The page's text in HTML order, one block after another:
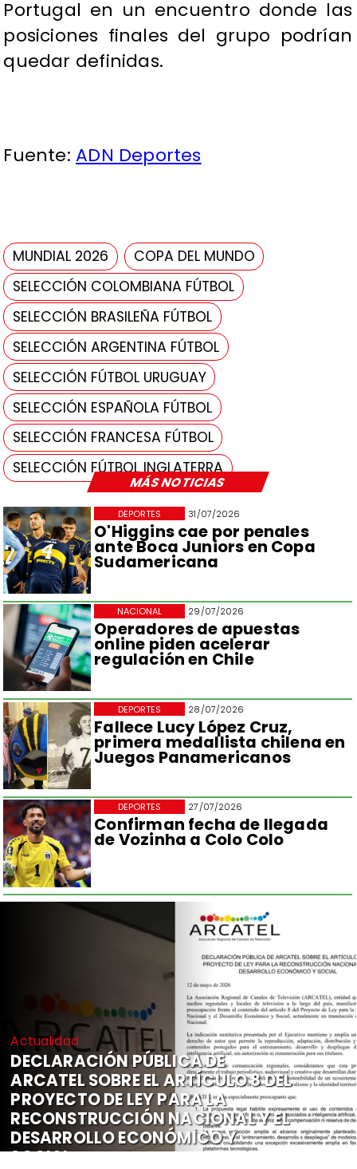
MÁS NOTICIAS
31/07/2026
O'Higgins cae por penales
ante Boca Juniors en Copa
Sudamericana
DEPORTES
29/07/2026
Operadores de apuestas
online piden acelerar
regulación en Chile
NACIONAL
28/07/2026
Fallece Lucy López Cruz,
primera medallista chilena en
Juegos Panamericanos
DEPORTES
27/07/2026
Confirman fecha de llegada
de Vozinha a Colo Colo
DEPORTES
Portugal en un encuentro donde las
posiciones finales del grupo podrían
quedar definidas.
Fuente:ADN Deportes
MUNDIAL 2026
COPA DEL MUNDO
SELECCIÓN COLOMBIANA FÚTBOL
SELECCIÓN BRASILEÑA FÚTBOL
SELECCIÓN ARGENTINA FÚTBOL
SELECCIÓN FÚTBOL URUGUAY
SELECCIÓN ESPAÑOLA FÚTBOL
SELECCIÓN FRANCESA FÚTBOL
SELECCIÓN FÚTBOL INGLATERRA
Actualidad
DECLARACIÓN PÚBLICA DE
ARCATEL SOBRE EL ARTÍCULO 8 DEL
PROYECTO DE LEY PARA LA
RECONSTRUCCIÓN NACIONAL Y EL
DESARROLLO ECONÓMICO Y
SOCIAL